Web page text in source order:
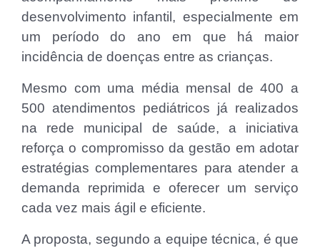
desenvolvimento infantil, especialmente em
um período do ano em que há maior
incidência de doenças entre as crianças.
Mesmo com uma média mensal de 400 a
500 atendimentos pediátricos já realizados
na rede municipal de saúde, a iniciativa
reforça o compromisso da gestão em adotar
estratégias complementares para atender a
demanda reprimida e oferecer um serviço
cada vez mais ágil e eficiente.
A proposta, segundo a equipe técnica, é que